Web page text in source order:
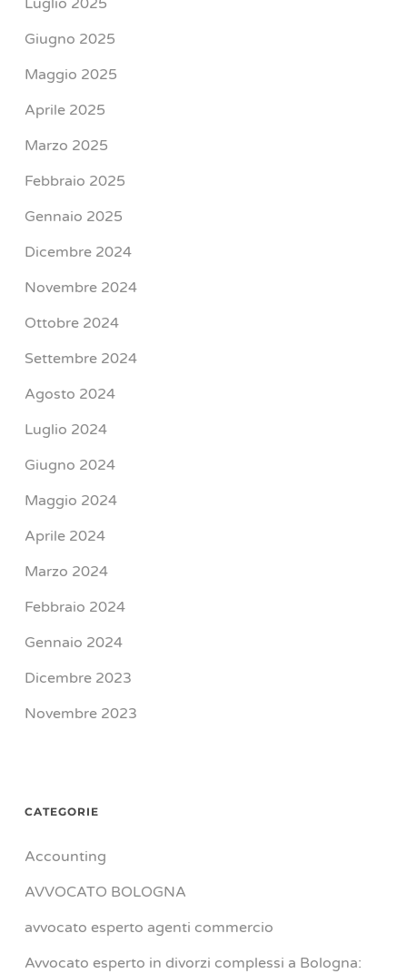
Luglio 2025
Giugno 2025
Maggio 2025
Aprile 2025
Marzo 2025
Febbraio 2025
Gennaio 2025
Dicembre 2024
Novembre 2024
Ottobre 2024
Settembre 2024
Agosto 2024
Luglio 2024
Giugno 2024
Maggio 2024
Aprile 2024
Marzo 2024
Febbraio 2024
Gennaio 2024
Dicembre 2023
Novembre 2023
CATEGORIE
Accounting
AVVOCATO BOLOGNA
avvocato esperto agenti commercio
Avvocato esperto in divorzi complessi a Bologna: